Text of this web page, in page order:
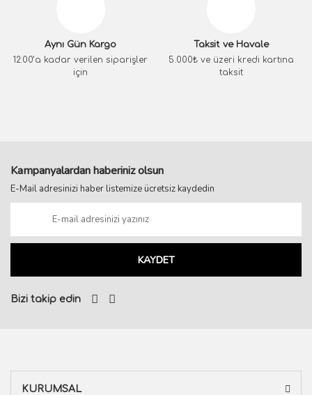
Aynı Gün Kargo
12:00’a kadar verilen siparişler
için
Taksit ve Havale
5.000₺ ve üzeri kredi kartına
taksit
Kampanyalardan haberiniz olsun
E-Mail adresinizi haber listemize ücretsiz kaydedin
KAYDET
Bizi takip edin
KURUMSAL